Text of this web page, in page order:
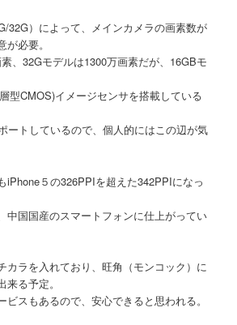
32G）によって、メインカメラの画素数が
必要。
、32Gモデルは1300万画素だが、16GBモ
型CMOS)イメージセンサを搭載している
ートしているので、個人的にはこの辺が気
iPhone５の326PPIを超えた342PPIになっ
中国国産のスマートフォンに仕上がってい
カラを入れており、旺角（モンコック）に
る予定。
スもあるので、安心できると思われる。